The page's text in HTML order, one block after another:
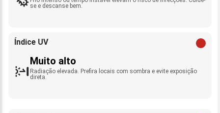
se e descanse bem.
Índice UV
Muito alto
Radiação elevada. Prefira locais com sombra e evite exposição
direta.